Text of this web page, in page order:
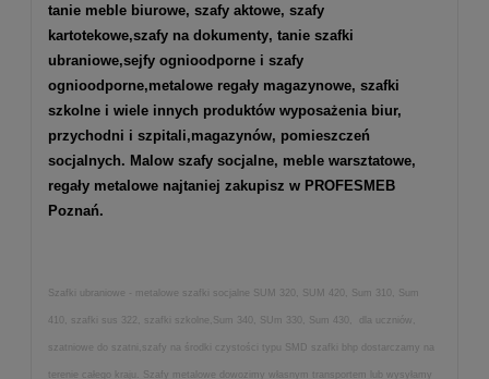
tanie meble biurowe, szafy aktowe, szafy
kartotekowe,szafy na dokumenty, tanie szafki
ubraniowe,sejfy ognioodporne i szafy
ognioodporne,metalowe regały magazynowe, szafki
szkolne i wiele innych produktów wyposażenia biur,
przychodni i szpitali,magazynów, pomieszczeń
socjalnych. Malow szafy socjalne, meble warsztatowe,
regały metalowe najtaniej zakupisz w PROFESMEB
Poznań.
Szafki ubraniowe - metalowe szafki socjalne SUM 320, SUM 420, Sum 310, Sum
410, szafki sus 322, szafki szkolne,Sum 340, SUm 330, Sum 430, dla uczniów,
szatniowe do szatni,szafy na środki czystości typu SMD szafki bhp dostarczamy na
terenie całego kraju. Szafy metalowe dowozimy własnym transportem lub wysyłamy